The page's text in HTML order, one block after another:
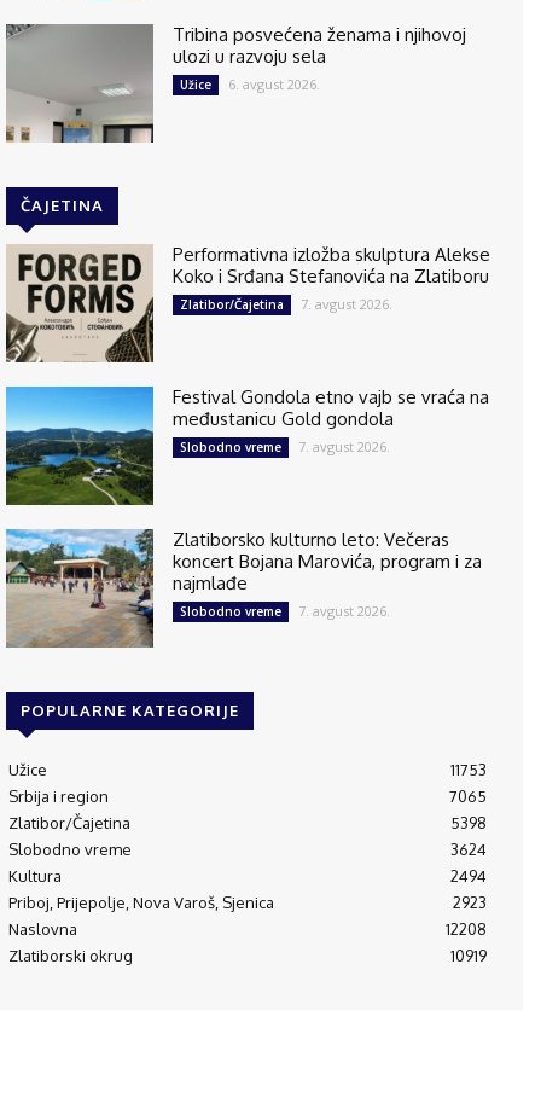
Tribina posvećena ženama i njihovoj
ulozi u razvoju sela
Užice 6. avgust 2026.
ČAJETINA
Performativna izložba skulptura Alekse
Koko i Srđana Stefanovića na Zlatiboru
Zlatibor/Čajetina 7. avgust 2026.
Festival Gondola etno vajb se vraća na
međustanicu Gold gondola
Slobodno vreme 7. avgust 2026.
Zlatiborsko kulturno leto: Večeras
koncert Bojana Marovića, program i za
najmlađe
Slobodno vreme 7. avgust 2026.
POPULARNE KATEGORIJE
Užice
11753
Srbija i region
7065
Zlatibor/Čajetina
5398
Slobodno vreme
3624
Kultura
2494
Priboj, Prijepolje, Nova Varoš, Sjenica
2923
Naslovna
12208
Zlatiborski okrug
10919